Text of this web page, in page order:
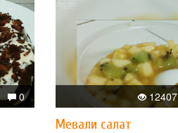
0 12407
Мевали салат